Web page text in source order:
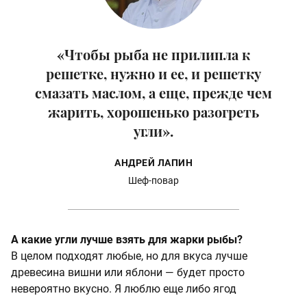
«Чтобы рыба не прилипла к
решетке, нужно и ее, и решетку
смазать маслом, а еще, прежде чем
жарить, хорошенько разогреть
угли».
АНДРЕЙ ЛАПИН
Шеф-повар
А какие угли лучше взять для жарки рыбы?
В целом подходят любые, но для вкуса лучше
древесина вишни или яблони — будет просто
невероятно вкусно. Я люблю еще либо ягод